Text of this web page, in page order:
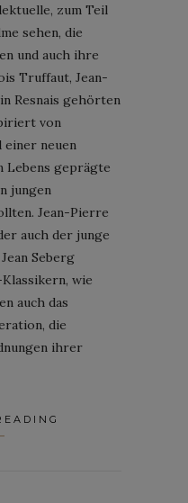
zum Teil
sehen, die
und auch ihre
Truffaut, Jean-
Resnais gehörten
von
einer neuen
Lebens geprägte
jungen
Jean-Pierre
auch der junge
Seberg
wie
auch das
die
ihrer